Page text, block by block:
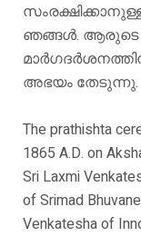
ഞങ്ങൾ. ആരുടെ
അഭയം തേടുന്നു.
The prathishta
1865 A.D. on
Sri Laxmi
of Srimad
Venkatesha of